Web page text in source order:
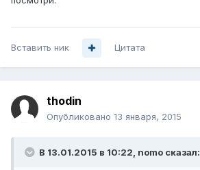
Вставить ник Цитата
thodin
Опубликовано 13 января, 2015
В 13.01.2015 в 10:22, nomo сказал: